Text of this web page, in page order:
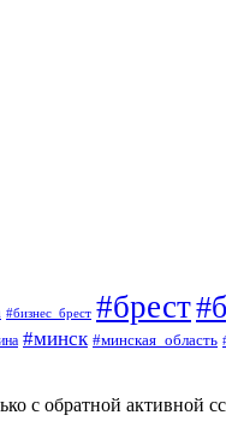
#бизнес_брест #брест
#минск #минская_область
с обратной активной